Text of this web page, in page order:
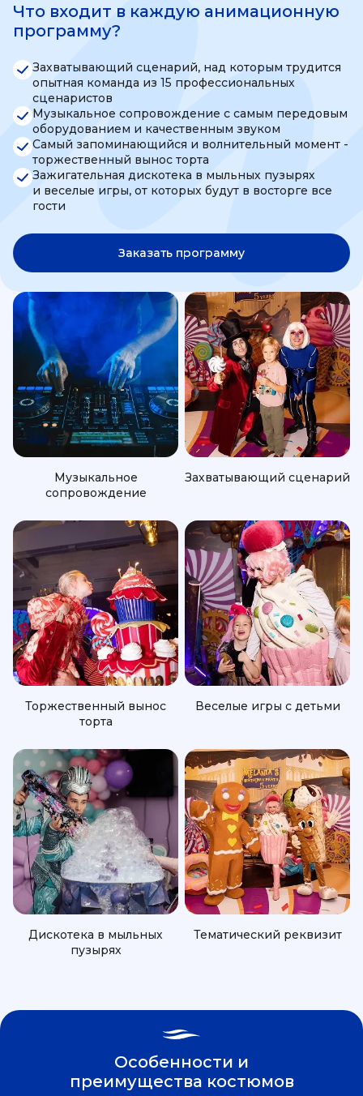
Что входит в каждую анимационную
программу?
Захватывающий сценарий, над которым трудится
опытная команда из 15 профессиональных
сценаристов
Музыкальное сопровождение с самым передовым
оборудованием и качественным звуком
Самый запоминающийся и волнительный момент -
торжественный вынос торта
Зажигательная дискотека в мыльных пузырях
и веселые игры, от которых будут в восторге все
гости
Заказать программу
Музыкальное
сопровождение
Захватывающий сценарий
Торжественный вынос
торта
Веселые игры с детьми
Дискотека в мыльных
пузырях
Тематический реквизит
Особенности и
преимущества костюмов